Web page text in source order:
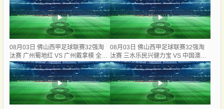
08月03日 佛山西甲足球联赛32强淘
汰赛 广州蜀地红 VS 广州戴拿模 全场
录像
08月03日 佛山西甲足球联赛32强淘
汰赛 三水乐民兴健力宝 VS 中国澳门
澳科精英 全场录像